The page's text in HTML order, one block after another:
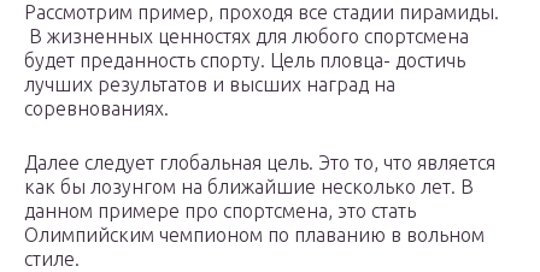
Рассмотрим пример, проходя все стадии пирамиды.
В жизненных ценностях для любого спортсмена
будет преданность спорту. Цель пловца- достичь
лучших результатов и высших наград на
соревнованиях.
Далее следует глобальная цель. Это то, что является
как бы лозунгом на ближайшие несколько лет. В
данном примере про спортсмена, это cтать
Олимпийским чемпионом по плаванию в вольном
стиле.